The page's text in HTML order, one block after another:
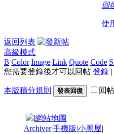
回
使
返回列表
高級模式
B Color Image Link Quote Code
您需要登錄後才可以回帖 登錄 |
本版積分規則 發表回復 回
|網站地圖
Archiver|手機版|小黑屋|